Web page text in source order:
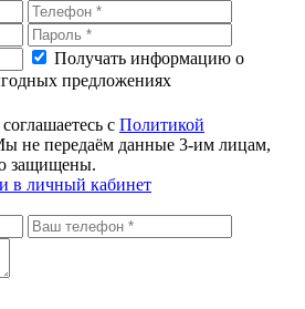
Получать информацию о
предложениях
с Политикой
не передаём данные 3-им лицам,
защищены.
в личный кабинет